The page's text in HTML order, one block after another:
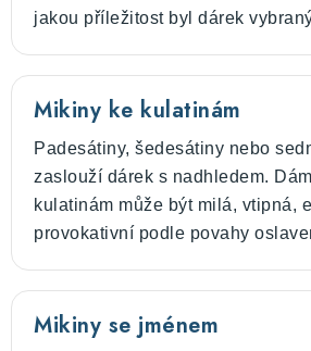
jakou příležitost byl dárek
Mikiny ke kulatinám
Padesátiny, šedesátiny nebo
zaslouží dárek s nadhledem.
kulatinám může být milá, vtipná,
provokativní podle povahy
Mikiny se jménem